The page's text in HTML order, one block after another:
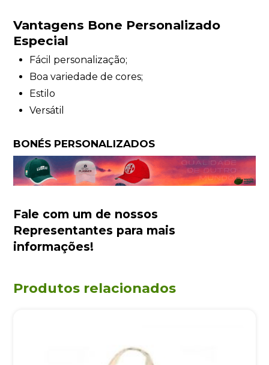
Vantagens Bone Personalizado
Especial
Fácil personalização;
Boa variedade de cores;
Estilo
Versátil
BONÉS PERSONALIZADOS
Fale com um de nossos
Representantes para mais
informações!
Produtos relacionados